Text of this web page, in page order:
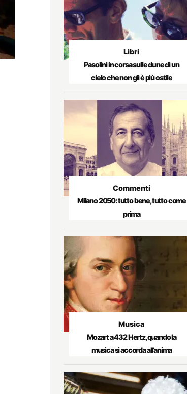
Libri
Pasolini in corsa sulle dune di un
cielo che non gli è più ostile
Commenti
Milano 2050: tutto bene, tutto come
prima
Musica
Mozart a 432 Hertz, quando la
musica si accorda all’anima